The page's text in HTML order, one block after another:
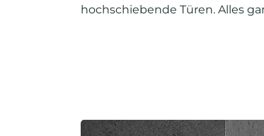
hochschiebende Türen. Alles